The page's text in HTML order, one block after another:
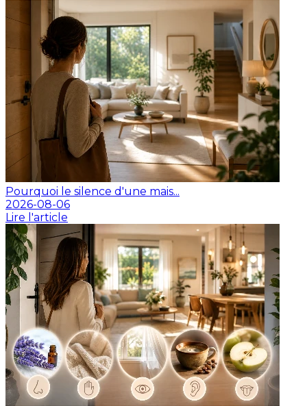
Pourquoi le silence d'une mais...
2026-08-06
Lire l'article